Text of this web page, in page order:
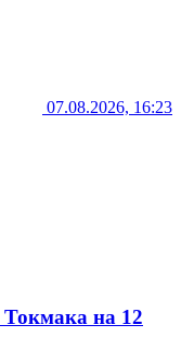
07.08.2026, 16:23
на 12